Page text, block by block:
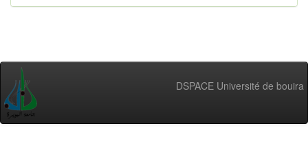
DSPACE Université de bouira